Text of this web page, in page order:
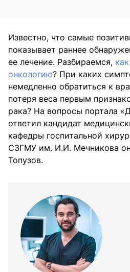
Известно, что самые
показывает раннее
ее лечение. Разбираемся,
онкологию? При каких
немедленно обратиться к
потеря веса первым
рака? На вопросы портала
ответил кандидат
кафедры госпитальной
СЗГМУ им. И.И. Мечникова
Топузов.